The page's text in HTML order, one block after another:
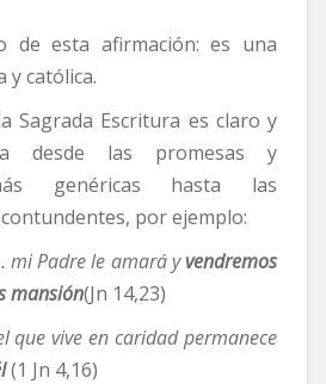
de esta afirmación: es una
y católica.
Sagrada Escritura es claro y
desde las promesas y
genéricas hasta las
por ejemplo:
mi Padre le amará yvendremos
mansión(Jn 14,23)
que vive en caridad permanece
(1 Jn 4,16)